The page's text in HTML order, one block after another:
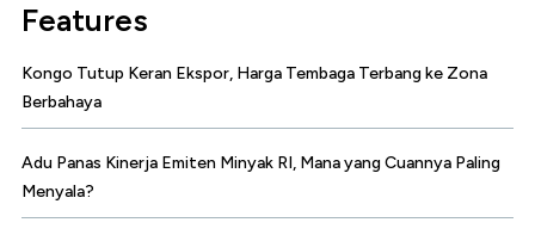
Features
Kongo Tutup Keran Ekspor, Harga Tembaga Terbang ke Zona
Berbahaya
Adu Panas Kinerja Emiten Minyak RI, Mana yang Cuannya Paling
Menyala?